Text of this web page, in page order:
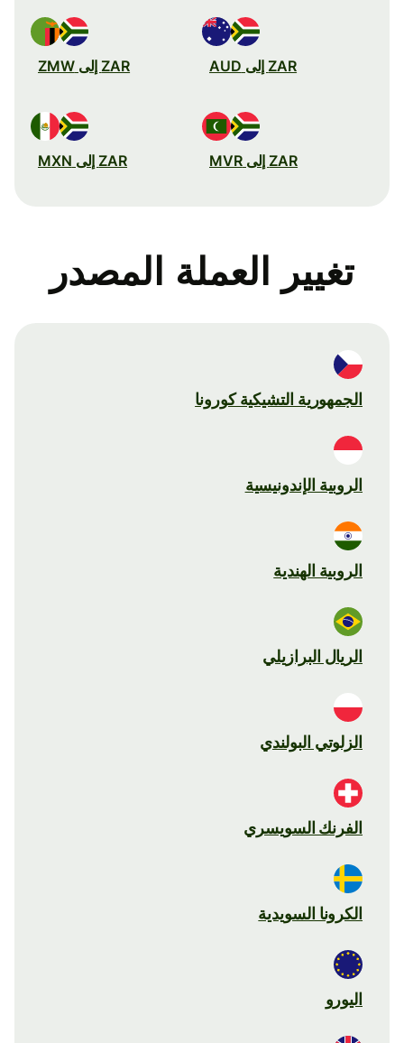
ZAR إلى AUD ZAR إلى ZMW
ZAR إلى MVR ZAR إلى MXN
تغيير العملة المصدر
الجمهورية التشيكية كورونا
الروبية الإندونيسية
الروبية الهندية
الريال البرازيلي
الزلوتي البولندي
الفرنك السويسري
الكرونا السويدية
اليورو